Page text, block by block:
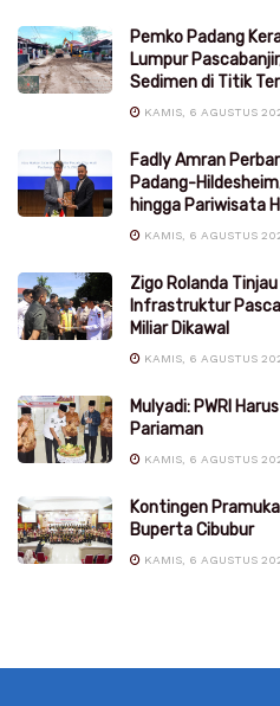
Pemko Padang
Lumpur
Sedimen di Titik
KAMIS, 6 AGUSTUS
Fadly Amran
Padang-
hingga Pariwisata
KAMIS, 6 AGUSTUS
Zigo Rolanda
Infrastruktur
Miliar Dikawal
KAMIS, 6 AGUSTUS
Mulyadi: PWRI
Pariaman
KAMIS, 6 AGUSTUS
Kontingen
Buperta Cibubur
KAMIS, 6 AGUSTUS